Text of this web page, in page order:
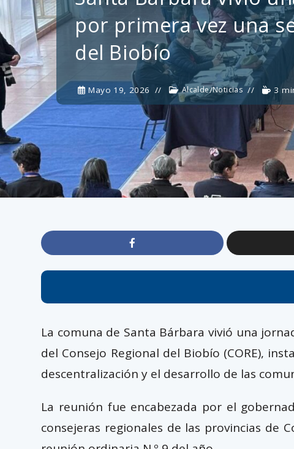
por primera vez una
del Biobío
Mayo 19, 2026 Alcalde/Noticias 3
La comuna de Santa Bárbara vivió una
del Consejo Regional del Biobío (CORE),
descentralización y el desarrollo de las
La reunión fue encabezada por el
consejeras regionales de las provincias de